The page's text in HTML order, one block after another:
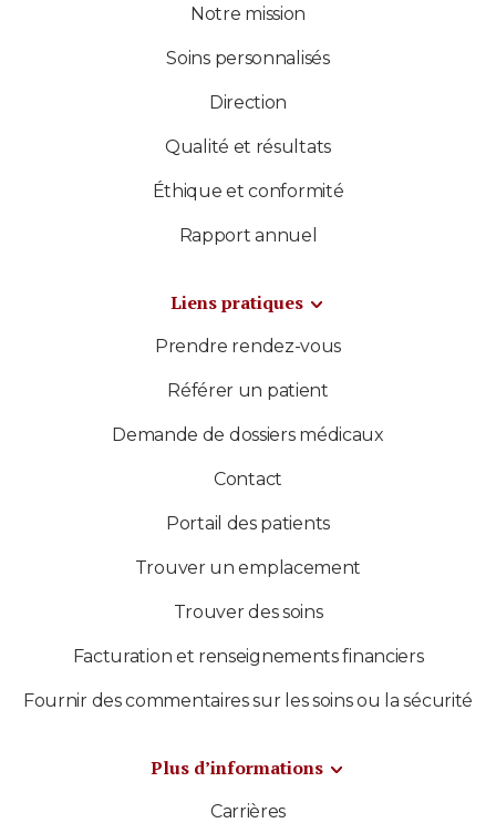
Notre mission
Soins personnalisés
Direction
Qualité et résultats
Éthique et conformité
Rapport annuel
Liens pratiques
Prendre rendez-vous
Référer un patient
Demande de dossiers médicaux
Contact
Portail des patients
Trouver un emplacement
Trouver des soins
Facturation et renseignements financiers
Fournir des commentaires sur les soins ou la sécurité
Plus d’informations
Carrières